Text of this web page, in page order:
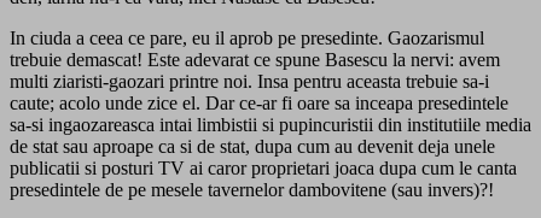
In ciuda a ceea ce pare, eu il aprob pe presedinte. Gaozarismul
trebuie demascat! Este adevarat ce spune Basescu la nervi: avem
multi ziaristi-gaozari printre noi. Insa pentru aceasta trebuie sa-i
caute; acolo unde zice el. Dar ce-ar fi oare sa inceapa presedintele
sa-si ingaozareasca intai limbistii si pupincuristii din institutiile media
de stat sau aproape ca si de stat, dupa cum au devenit deja unele
publicatii si posturi TV ai caror proprietari joaca dupa cum le canta
presedintele de pe mesele tavernelor dambovitene (sau invers)?!